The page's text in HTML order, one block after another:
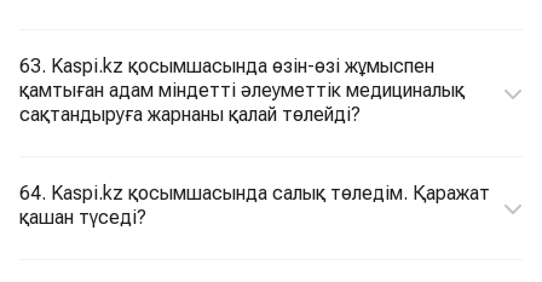
63. Kaspi.kz қосымшасында өзін-өзі жұмыспен
қамтыған адам міндетті әлеуметтік медициналық
сақтандыруға жарнаны қалай төлейді?
64. Kaspi.kz қосымшасында салық төледім. Қаражат
қашан түседі?